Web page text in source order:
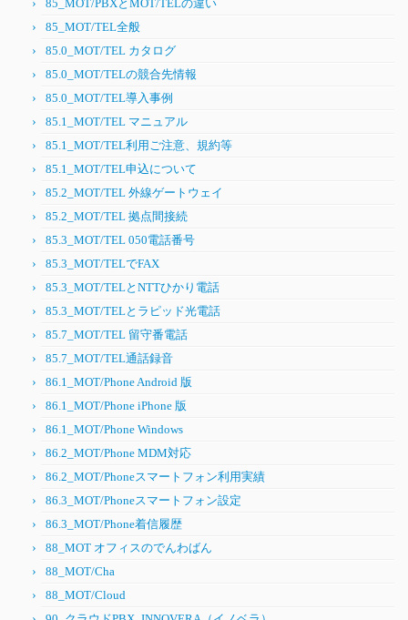
85_MOT/PBXとMOT/TELの違い
85_MOT/TEL全般
85.0_MOT/TEL カタログ
85.0_MOT/TELの競合先情報
85.0_MOT/TEL導入事例
85.1_MOT/TEL マニュアル
85.1_MOT/TEL利用ご注意、規約等
85.1_MOT/TEL申込について
85.2_MOT/TEL 外線ゲートウェイ
85.2_MOT/TEL 拠点間接続
85.3_MOT/TEL 050電話番号
85.3_MOT/TELでFAX
85.3_MOT/TELとNTTひかり電話
85.3_MOT/TELとラピッド光電話
85.7_MOT/TEL 留守番電話
85.7_MOT/TEL通話録音
86.1_MOT/Phone Android 版
86.1_MOT/Phone iPhone 版
86.1_MOT/Phone Windows
86.2_MOT/Phone MDM対応
86.2_MOT/Phoneスマートフォン利用実績
86.3_MOT/Phoneスマートフォン設定
86.3_MOT/Phone着信履歴
88_MOT オフィスのでんわばん
88_MOT/Cha
88_MOT/Cloud